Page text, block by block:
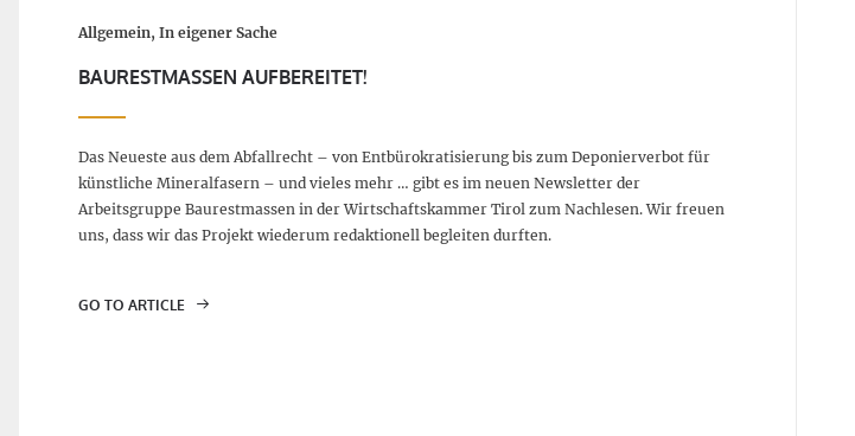
Allgemein, In eigener Sache
BAURESTMASSEN AUFBEREITET!
Das Neueste aus dem Abfallrecht – von Entbürokratisierung bis zum Deponierverbot für
künstliche Mineralfasern – und vieles mehr … gibt es im neuen Newsletter der
Arbeitsgruppe Baurestmassen in der Wirtschaftskammer Tirol zum Nachlesen. Wir freuen
uns, dass wir das Projekt wiederum redaktionell begleiten durften.
GO TO ARTICLE